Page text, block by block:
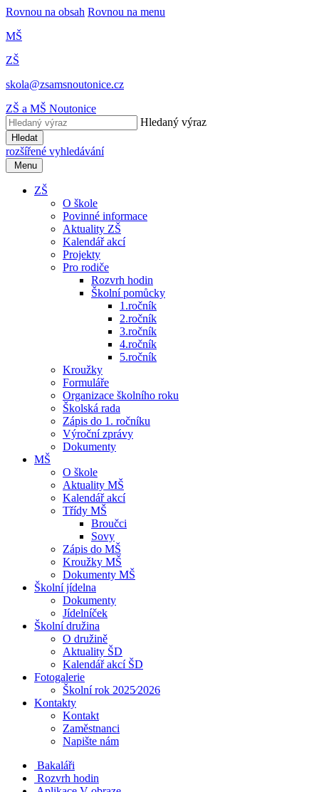
Rovnou na obsah Rovnou na menu
MŠ
ZŠ
skola@zsamsnoutonice.cz
ZŠ a MŠ Noutonice
Hledaný výraz
Hledat
rozšířené vyhledávání
Menu
ZŠ
O škole
Povinné informace
Aktuality ZŠ
Kalendář akcí
Projekty
Pro rodiče
Rozvrh hodin
Školní pomůcky
1.ročník
2.ročník
3.ročník
4.ročník
5.ročník
Kroužky
Formuláře
Organizace školního roku
Školská rada
Zápis do 1. ročníku
Výroční zprávy
Dokumenty
MŠ
O škole
Aktuality MŠ
Kalendář akcí
Třídy MŠ
Broučci
Sovy
Zápis do MŠ
Kroužky MŠ
Dokumenty MŠ
Školní jídelna
Dokumenty
Jídelníček
Školní družina
O družině
Aktuality ŠD
Kalendář akcí ŠD
Fotogalerie
Školní rok 2025⁄2026
Kontakty
Kontakt
Zaměstnanci
Napište nám
Bakaláři
Rozvrh hodin